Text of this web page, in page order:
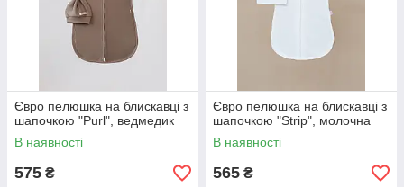
Євро пелюшка на блискавці з
шапочкою "Purl", ведмедик
В наявності
575 ₴
Євро пелюшка на блискавці з
шапочкою "Strip", молочна
В наявності
565 ₴